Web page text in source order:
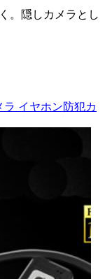
。隠しカメラとし
イヤホン防犯カ